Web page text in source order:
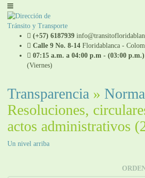
(+57) 6187939
Calle 9 No. 8-14 Floridablanca -
07:15 a.m. a 04:00 p.m - (03:00 p.m.)
(Viernes)
Transparencia »
Resoluciones,
actos administrativos
Un nivel arriba